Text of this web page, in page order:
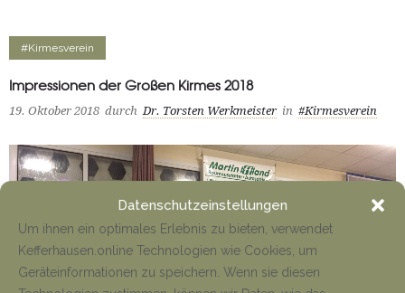
Datenschutzeinstellungen
Um ihnen ein optimales Erlebnis zu bieten, verwendet
Kefferhausen.online Technologien wie Cookies, um
Geräteinformationen zu speichern. Wenn sie diesen
#Kirmesverein
Impressionen der Großen Kirmes 2018
19. Oktober 2018 durch Dr. Torsten Werkmeister in #Kirmesverein